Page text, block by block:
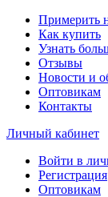
Примерить
Как купить
Узнать
Отзывы
Новости и
Оптовикам
Контакты
Личный кабинет
Войти в
Регистрация
Оптовикам